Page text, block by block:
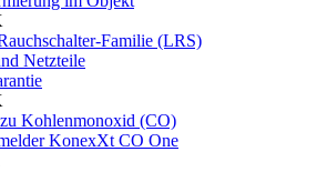
Familie (LRS)
Netzteile
Kohlenmonoxid (CO)
KonexXt CO One